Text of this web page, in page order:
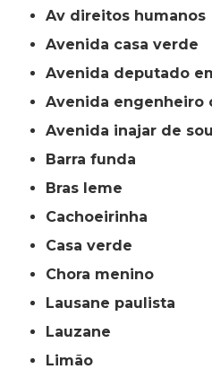
av direitos humanos
avenida casa verde
avenida deputado
avenida engenheiro
avenida inajar de
barra funda
bras leme
cachoeirinha
casa verde
chora menino
lausane paulista
lauzane
limão